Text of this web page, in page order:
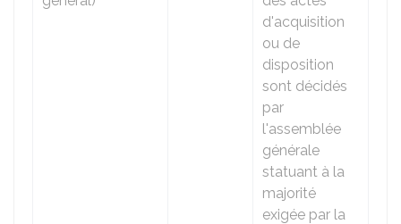
d'acquisition
ou de
disposition
sont décidés
par
l'assemblée
générale
statuant à la
majorité
exigée par la